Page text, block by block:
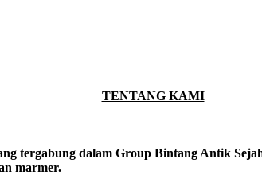
TENTANG KAMI
tergabung dalam Group Bintang Antik
marmer.